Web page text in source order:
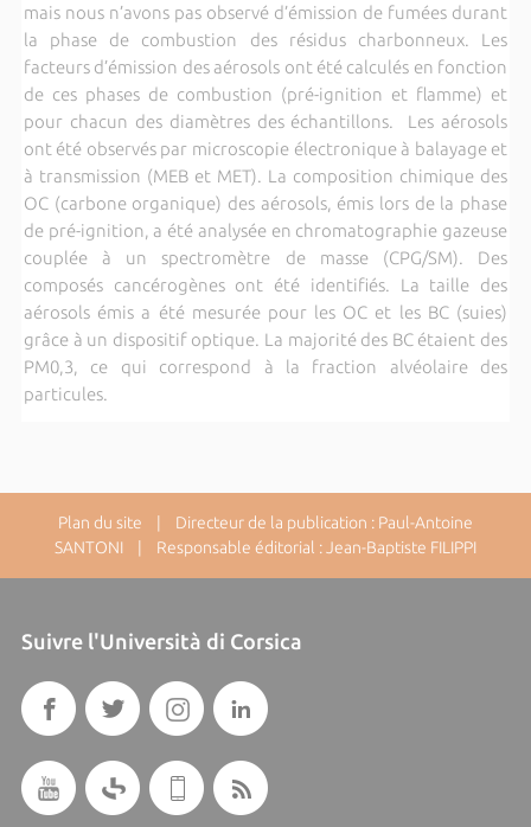
mais nous n’avons pas observé d’émission de fumées durant
la phase de combustion des résidus charbonneux. Les
facteurs d’émission des aérosols ont été calculés en fonction
de ces phases de combustion (pré-ignition et flamme) et
pour chacun des diamètres des échantillons. Les aérosols
ont été observés par microscopie électronique à balayage et
à transmission (MEB et MET). La composition chimique des
OC (carbone organique) des aérosols, émis lors de la phase
de pré-ignition, a été analysée en chromatographie gazeuse
couplée à un spectromètre de masse (CPG/SM). Des
composés cancérogènes ont été identifiés. La taille des
aérosols émis a été mesurée pour les OC et les BC (suies)
grâce à un dispositif optique. La majorité des BC étaient des
PM0,3, ce qui correspond à la fraction alvéolaire des
particules.
Plan du site | Directeur de la publication : Paul-Antoine
SANTONI | Responsable éditorial : Jean-Baptiste FILIPPI
Suivre l'Università di Corsica